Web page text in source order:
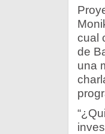
cual
de
una